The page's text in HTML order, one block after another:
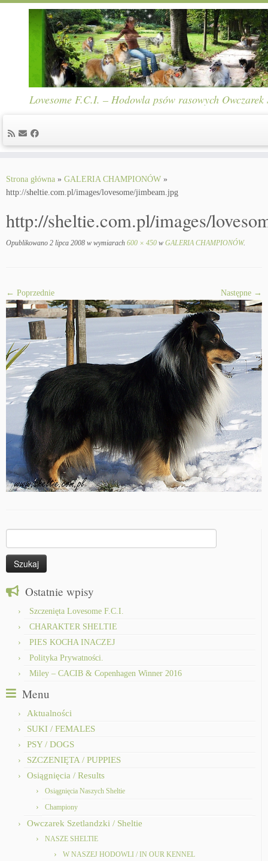
content
Lovesome F.C.I. – Hodowla psów rasowych Owczarek
Strona główna » GALERIA CHAMPIONÓW »
http://sheltie.com.pl/images/lovesome/jimbeam.jpg
http://sheltie.com.pl/images/
Opublikowano 2 lipca 2008 w wymiarach 600 × 450 w GALERIA CHAMPIONÓW.
← Poprzednie Następne →
Ostatnie wpisy
Szczenięta Lovesome F.C.I.
CHARAKTER SHELTIE
PIES KOCHA INACZEJ
Polityka Prywatności.
Miley – CACIB & Copenhagen Winner 2016
Menu
Aktualności
SUKI / FEMALES
PSY / DOGS
SZCZENIĘTA / PUPPIES
Osiągnięcia / Results
Osiągnięcia Naszych Sheltie
Championy
Owczarek Szetlandzki / Sheltie
NASZE SHELTIE
W NASZEJ HODOWLI / IN OUR KENNEL